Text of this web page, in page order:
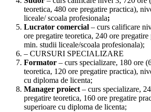
teoretica, 480 ore pregatire practica),
liceale/ scoala profesionala;
Lucrator comercial – curs calificare
ore pregatire teoretica, 240 ore
min. studii liceale/scoala profesionala);
– CURSURI SPECIALIZARE
Formator – curs specializare, 180 ore
teoretica, 120 ore pregatire practica),
cu diploma de licenta;
Manager proiect – curs specializare,
pregatire teoretica, 160 ore pregatire
superioare cu diploma de licenta;